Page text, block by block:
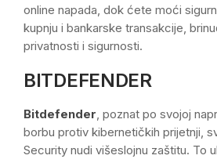
online napada, dok ćete moći
kupnju i bankarske transakcije,
privatnosti i sigurnosti.
BITDEFENDER
Bitdefender , poznat po svojoj
borbu protiv kibernetičkih prijetnji,
Security nudi višeslojnu zaštitu. To